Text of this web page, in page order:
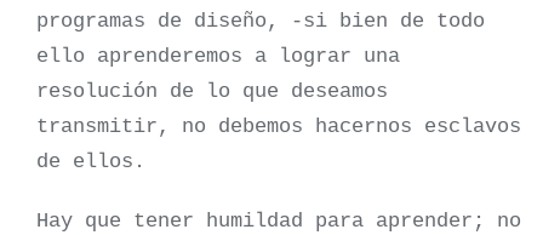
programas de diseño, -si bien de todo
ello aprenderemos a lograr una
resolución de lo que deseamos
transmitir, no debemos hacernos esclavos
de ellos.
Hay que tener humildad para aprender; no